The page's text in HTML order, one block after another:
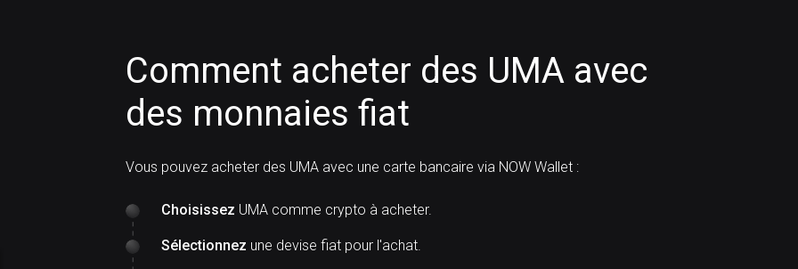
Comment acheter des UMA avec
des monnaies fiat
Vous pouvez acheter des UMA avec une carte bancaire via NOW Wallet :
Choisissez UMA comme crypto à acheter.
Sélectionnez une devise fiat pour l'achat.